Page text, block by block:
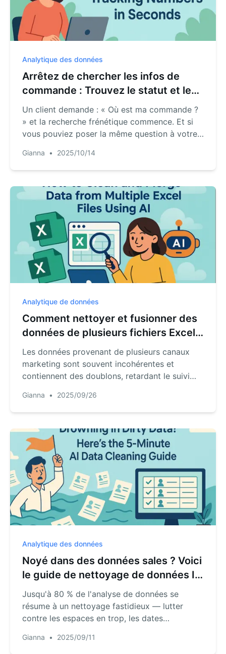
Analytique des données
Arrêtez de chercher les infos de
commande : Trouvez le statut et les
numéros de suivi en secondes
Un client demande : « Où est ma commande ?
» et la recherche frénétique commence. Et si
vous pouviez poser la même question à votre
commandes en assistant conversationnel.
Obtenez le statut, le numéro de suivi et la date
quelques secondes, simplement en demandant.
Gianna • 2025/10/14
Analytique de données
Comment nettoyer et fusionner des
données de plusieurs fichiers Excel
avec l'IA
Les données provenant de plusieurs canaux
marketing sont souvent incohérentes et
contiennent des doublons, retardant le suivi
IA en deux étapes : téléchargez vos fichiers,
puis utilisez une simple commande texte pour
données, créant une liste utilisable en quelques
minutes.
Gianna • 2025/09/26
Analytique des données
Noyé dans des données sales ? Voici
le guide de nettoyage de données IA
en 5 minutes
Jusqu'à 80 % de l'analyse de données se
résume à un nettoyage fastidieux — lutter
contre les espaces en trop, les dates
vous pouviez tout automatiser par une simple
Gianna • 2025/09/11